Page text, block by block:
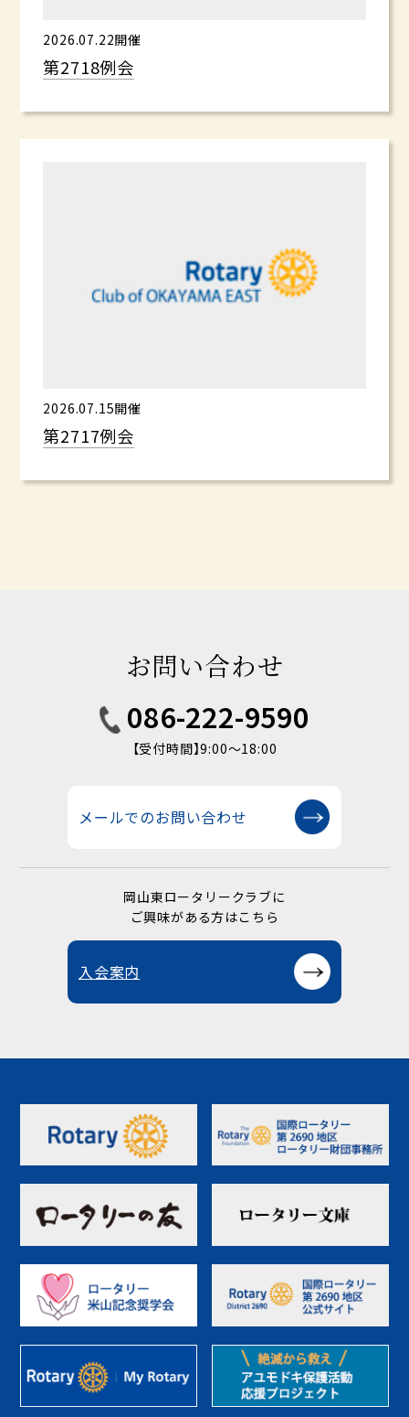
2026.07.22開催
第2718例会
2026.07.15開催
第2717例会
お問い合わせ
086-222-9590
【受付時間】9:00〜18:00
メールでのお問い合わせ
岡山東ロータリークラブに
ご興味がある方はこちら
入会案内